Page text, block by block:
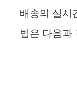
배송의 실시
법은 다음과